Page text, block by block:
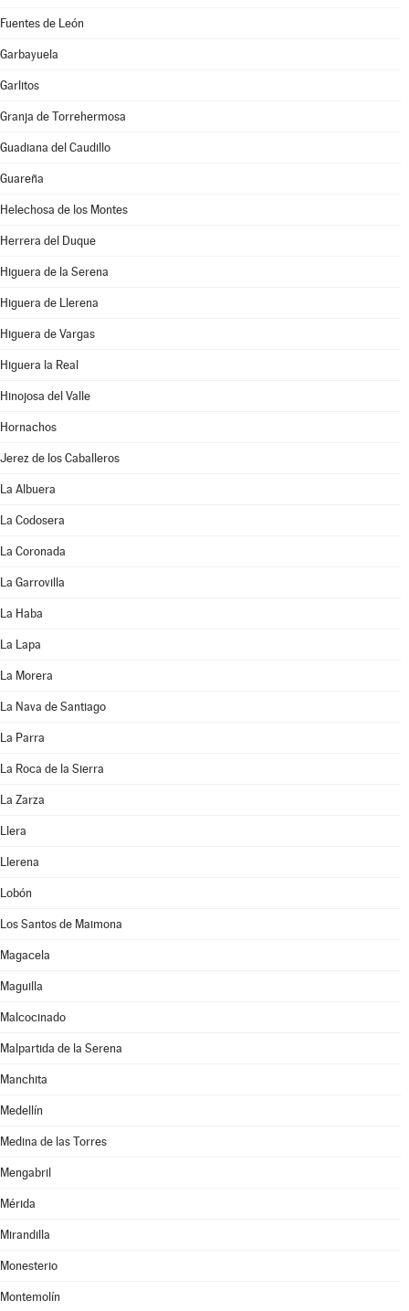
Fuentes de León
Garbayuela
Garlitos
Granja de Torrehermosa
Guadiana del Caudillo
Guareña
Helechosa de los Montes
Herrera del Duque
Higuera de la Serena
Higuera de Llerena
Higuera de Vargas
Higuera la Real
Hinojosa del Valle
Hornachos
Jerez de los Caballeros
La Albuera
La Codosera
La Coronada
La Garrovilla
La Haba
La Lapa
La Morera
La Nava de Santiago
La Parra
La Roca de la Sierra
La Zarza
Llera
Llerena
Lobón
Los Santos de Maimona
Magacela
Maguilla
Malcocinado
Malpartida de la Serena
Manchita
Medellín
Medina de las Torres
Mengabril
Mérida
Mirandilla
Monesterio
Montemolín